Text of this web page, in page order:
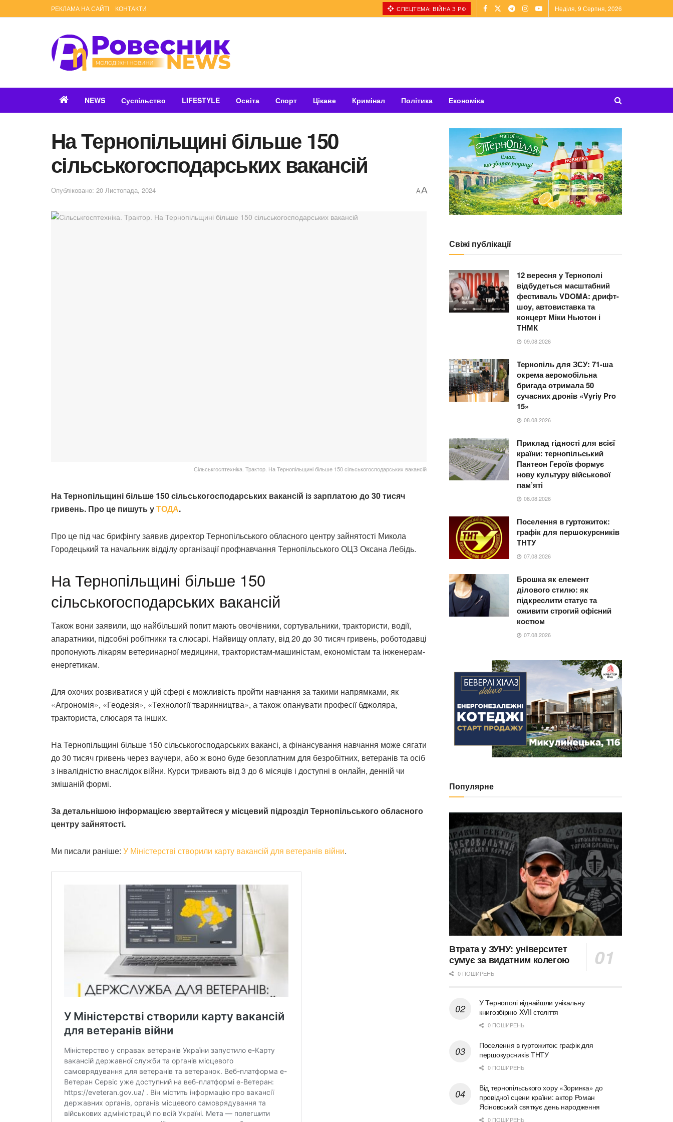
РЕКЛАМА НА САЙТІ КОНТАКТИ СПЕЦТЕМА: ВІЙНА З РФ Неділя, 9 Серпня, 2026
NEWS Суспільство LIFESTYLE Освіта Спорт Цікаве Кримінал Політика Економіка
На Тернопільщині більше 150
сільськогосподарських вакансій
Опубліковано: 20 Листопада, 2024 AA
Сільськгосптехніка. Трактор. На Тернопільщині більше 150 сільськогосподарських вакансій
На Тернопільщині більше 150 сільськогосподарських вакансій із зарплатою до 30 тисяч
гривень. Про це пишуть уТОДА.
Про це під час брифінгу заявив директор Тернопільського обласного центру зайнятості Микола
Городецький та начальник відділу організації профнавчання Тернопільського ОЦЗ Оксана Лебідь.
На Тернопільщині більше 150
сільськогосподарських вакансій
Також вони заявили, що найбільший попит мають овочівники, сортувальники, трактористи, водії,
апаратники, підсобні робітники та слюсарі. Найвищу оплату, від 20 до 30 тисяч гривень, роботодавці
пропонують лікарям ветеринарної медицини, трактористам-машиністам, економістам та інженерам-
енергетикам.
Для охочих розвиватися у цій сфері є можливість пройти навчання за такими напрямками, як
«Агрономія», «Геодезія», «Технології тваринництва», а також опанувати професії бджоляра,
тракториста, слюсаря та інших.
На Тернопільщині більше 150 сільськогосподарських вакансі, а фінансування навчання може сягати
до 30 тисяч гривень через ваучери, або ж воно буде безоплатним для безробітних, ветеранів та осіб
з інвалідністю внаслідок війни. Курси тривають від 3 до 6 місяців і доступні в онлайн, денній чи
змішаній формі.
За детальнішою інформацією звертайтеся у місцевий підрозділ Тернопільського обласного
центру зайнятості.
Ми писали раніше: У Міністерстві створили карту вакансій для ветеранів війни.
Свіжі публікації
12 вересня у Тернополі
відбудеться масштабний
фестиваль VDOMA: дрифт-
шоу, автовиставка та
концерт Міки Ньютон і
ТНМК
09.08.2026
Тернопіль для ЗСУ: 71-ша
окрема аеромобільна
бригада отримала 50
сучасних дронів «Vyriy Pro
15»
08.08.2026
Приклад гідності для всієї
країни: тернопільський
Пантеон Героїв формує
нову культуру військової
пам’яті
08.08.2026
Поселення в гуртожиток:
графік для першокурсників
ТНТУ
07.08.2026
Брошка як елемент
ділового стилю: як
підкреслити статус та
оживити строгий офісний
костюм
07.08.2026
Популярне
Втрата у ЗУНУ: університет
сумує за видатним колегою
0 ПОШИРЕНЬ
У Тернополі віднайшли унікальну
книгозбірню XVII століття
0 ПОШИРЕНЬ
Поселення в гуртожиток: графік для
першокурсників ТНТУ
0 ПОШИРЕНЬ
Від тернопільського хору «Зоринка» до
провідної сцени країни: актор Роман
Ясіновський святкує день народження
0 ПОШИРЕНЬ